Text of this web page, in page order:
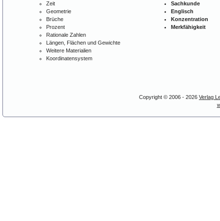
Zeit
Geometrie
Brüche
Prozent
Rationale Zahlen
Längen, Flächen und Gewichte
Weitere Materialien
Koordinatensystem
Sachkunde
Englisch
Konzentration
Merkfähigkeit
Copyright © 2006 - 2026 Verlag